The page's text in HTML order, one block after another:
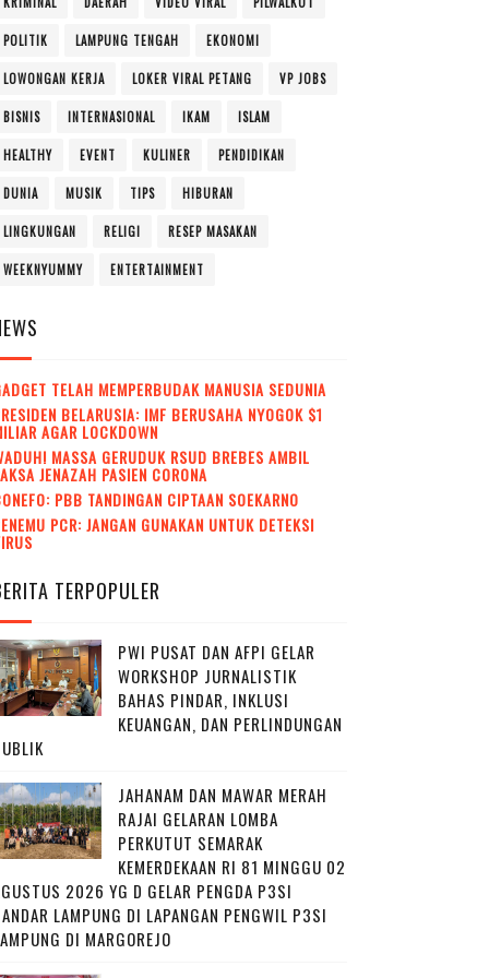
POLITIK LAMPUNG TENGAH EKONOMI
LOWONGAN KERJA LOKER VIRAL PETANG VP JOBS
BISNIS INTERNASIONAL IKAM ISLAM
HEALTHY EVENT KULINER PENDIDIKAN
DUNIA MUSIK TIPS HIBURAN
LINGKUNGAN RELIGI RESEP MASAKAN
WEEKNYUMMY ENTERTAINMENT
TELAH MEMPERBUDAK MANUSIA SEDUNIA
BELARUSIA: IMF BERUSAHA NYOGOK $1
AGAR LOCKDOWN
MASSA GERUDUK RSUD BREBES AMBIL
JENAZAH PASIEN CORONA
PBB TANDINGAN CIPTAAN SOEKARNO
PCR: JANGAN GUNAKAN UNTUK DETEKSI
TERPOPULER
PWI PUSAT DAN AFPI GELAR
WORKSHOP JURNALISTIK
BAHAS PINDAR, INKLUSI
KEUANGAN, DAN PERLINDUNGAN
JAHANAM DAN MAWAR MERAH
RAJAI GELARAN LOMBA
PERKUTUT SEMARAK
KEMERDEKAAN RI 81 MINGGU 02
2026 YG D GELAR PENGDA P3SI
LAMPUNG DI LAPANGAN PENGWIL P3SI
DI MARGOREJO